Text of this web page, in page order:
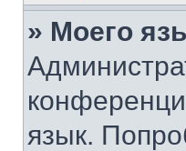
» Моего
язык.